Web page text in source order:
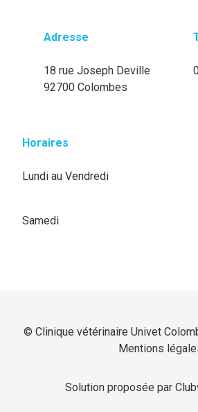
Adresse
18 rue Joseph Deville
92700 Colombes
Horaires
Lundi au Vendredi
Samedi
© Clinique vétérinaire Univet
Mentions
Solution proposée par